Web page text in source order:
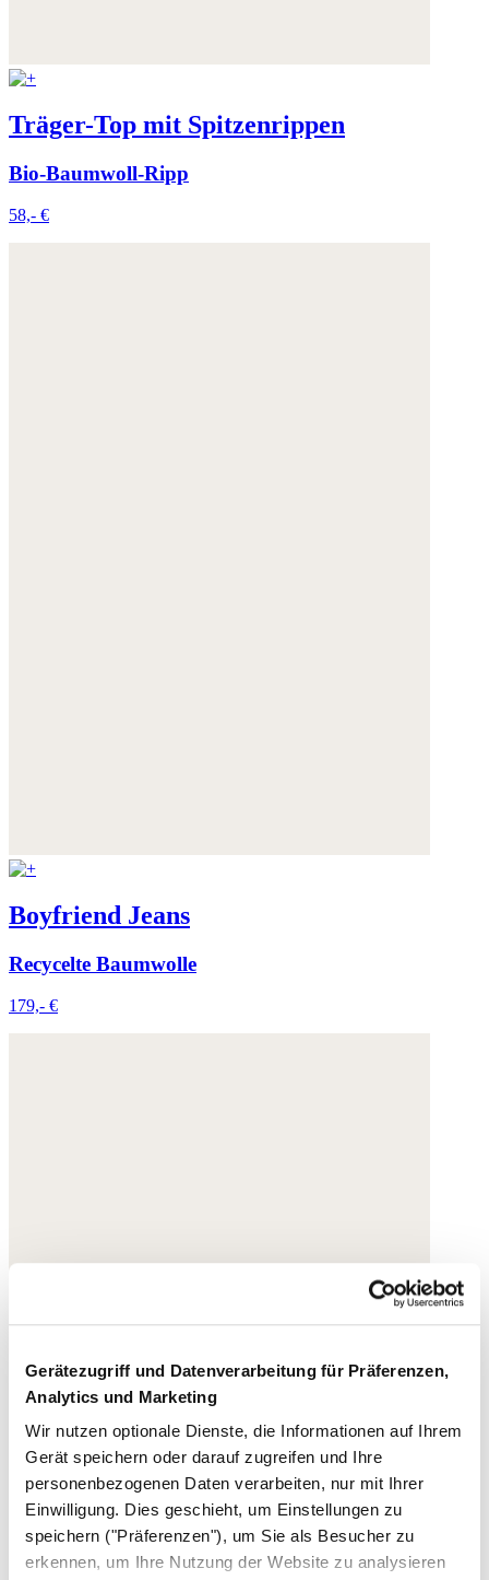
Gerätezugriff und Datenverarbeitung für Präferenzen,
Analytics und Marketing
Wir nutzen optionale Dienste, die Informationen auf Ihrem
Gerät speichern oder darauf zugreifen und Ihre
personenbezogenen Daten verarbeiten, nur mit Ihrer
Einwilligung. Dies geschieht, um Einstellungen zu
speichern ("Präferenzen"), um Sie als Besucher zu
erkennen, um Ihre Nutzung der Website zu analysieren
Träger-Top mit Spitzenrippen
Bio-Baumwoll-Ripp
58,- €
Boyfriend Jeans
Recycelte Baumwolle
179,- €